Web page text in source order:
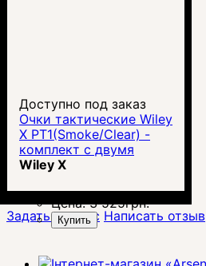
Доступно под заказ
Очки тактические Wiley
X PT1(Smoke/Clear) -
комплект с двумя
стеклами
Wiley X
Цена:3 525грн.
Купить
Задать вопрос Написать отзыв